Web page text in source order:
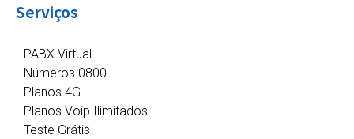
Serviços
PABX Virtual
Números 0800
Planos 4G
Planos Voip Ilimitados
Teste Grátis